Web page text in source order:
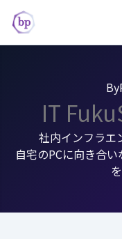
IT
社内インフラエ
自宅のPCに向き合